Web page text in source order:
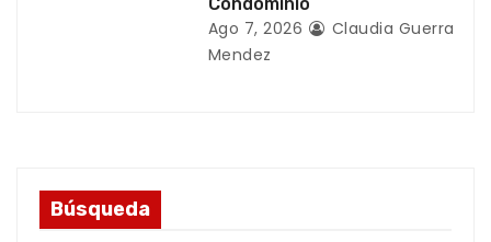
Ago 7, 2026
Claudia Guerra
Mendez
Búsqueda